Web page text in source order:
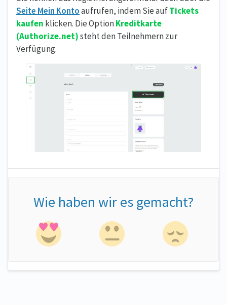
Seite Mein Kontoaufrufen, indem Sie aufTickets
kaufen klicken. Die OptionKreditkarte
(Authorize.net)steht den Teilnehmern zur
Verfügung.
Wie haben wir es gemacht?